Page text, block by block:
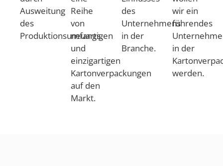
Ausweitung
des
Produktionsumfangs.
Reihe
von
neuartigen
und
einzigartigen
Kartonverpackungen
auf den
Markt.
des
Unternehmens
in der
Branche.
wir ein
führendes
in der
werden.